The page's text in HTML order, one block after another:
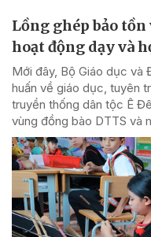
Lồng ghép bảo
hoạt động dạy và
Mới đây, Bộ Giáo dục và
huấn về giáo dục, tuyên
truyền thống dân tộc Ê
vùng đồng bào DTTS và